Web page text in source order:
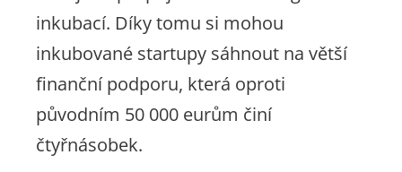
inkubací. Díky tomu si mohou
inkubované startupy sáhnout na větší
finanční podporu, která oproti
původním 50 000 eurům činí
čtyřnásobek.